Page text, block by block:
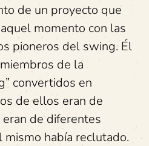
de un proyecto que
momento con las
pioneros del swing. Él
de la
convertidos en
de ellos eran de
de diferentes
mismo había reclutado.